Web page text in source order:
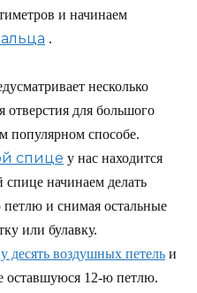
и начинаем
.
несколько
отверстия для большого
популярном способе.
спице у нас находится
спице начинаем делать
петлю и снимая остальные
или булавку.
десять воздушных петель и
оставшуюся 12-ю петлю.